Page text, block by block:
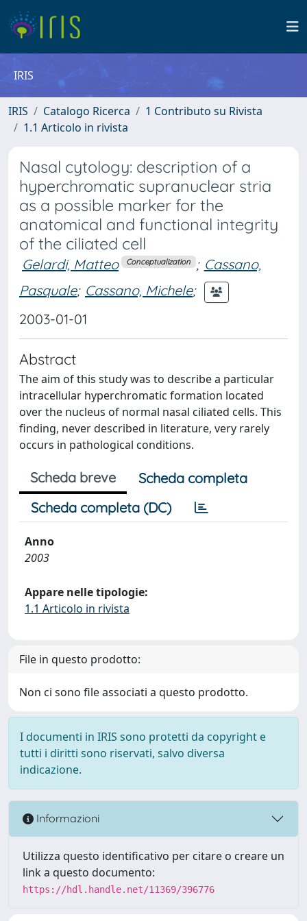
IRIS
IRIS Catalogo Ricerca
1 Contributo su Rivista
1.1 Articolo in rivista
Nasal cytology: description of a
hyperchromatic supranuclear stria
as a possible marker for the
anatomical and functional integrity
of the ciliated cell
Gelardi, Matteo Conceptualization ; Cassano,
Pasquale; Cassano, Michele;
2003-01-01
Abstract
The aim of this study was to describe a particular
intracellular hyperchromatic formation located
over the nucleus of normal nasal ciliated cells. This
finding, never described in literature, very rarely
occurs in pathological conditions.
Scheda breve
Scheda completa
Scheda completa (DC)
Anno
2003
Appare nelle tipologie:
1.1 Articolo in rivista
File in questo prodotto:
Non ci sono file associati a questo prodotto.
I documenti in IRIS sono protetti da copyright e
tutti i diritti sono riservati, salvo diversa
indicazione.
Informazioni
Utilizza questo identificativo per citare o creare un
link a questo documento:
https://hdl.handle.net/11369/396776